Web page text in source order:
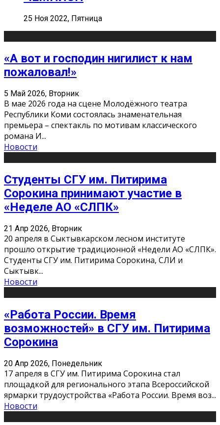
25 Ноя 2022, Пятница
«А вот и господин нигилист к нам
пожаловал!»
5 Май 2026, Вторник
В мае 2026 года на сцене Молодёжного театра
Республики Коми состоялась знаменательная
премьера – спектакль по мотивам классического
романа И...
Новости
Студенты СГУ им. Питирима
Сорокина принимают участие в
«Неделе АО «СЛПК»
21 Апр 2026, Вторник
20 апреля в Сыктывкарском лесном институте
прошло открытие традиционной «Недели АО «СЛПК».
Студенты СГУ им. Питирима Сорокина, СЛИ и
Сыктывк...
Новости
«Работа России. Время
возможностей» в СГУ им. Питирима
Сорокина
20 Апр 2026, Понедельник
17 апреля в СГУ им. Питирима Сорокина стал
площадкой для регионального этапа Всероссийской
ярмарки трудоустройства «Работа России. Время воз...
Новости